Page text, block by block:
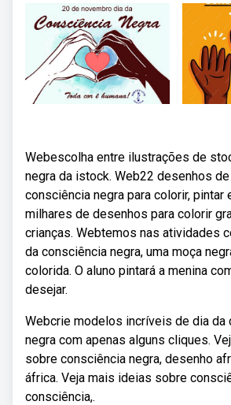
Webescolha entre ilustrações de
negra da istock. Web22 desenhos
consciência negra para colorir, pintar
milhares de desenhos para colorir
crianças. Webtemos nas atividades
da consciência negra, uma moça
colorida. O aluno pintará a menina
desejar.
Webcrie modelos incríveis de dia da
negra com apenas alguns cliques.
sobre consciência negra, desenho
áfrica. Veja mais ideias sobre
consciência,.